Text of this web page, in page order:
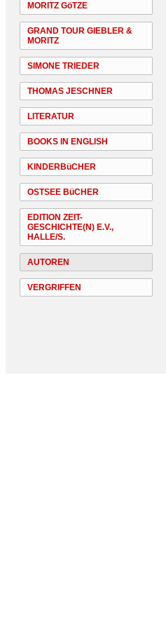
MORITZ GöTZE
GRAND TOUR GIEBLER &
MORITZ
SIMONE TRIEDER
THOMAS JESCHNER
LITERATUR
BOOKS IN ENGLISH
KINDERBüCHER
OSTSEE BüCHER
EDITION ZEIT-
GESCHICHTE(N) E.V.,
HALLE/S.
AUTOREN
VERGRIFFEN